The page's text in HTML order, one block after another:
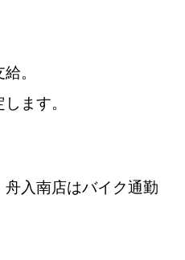
。
ます。
入南店はバイク通勤